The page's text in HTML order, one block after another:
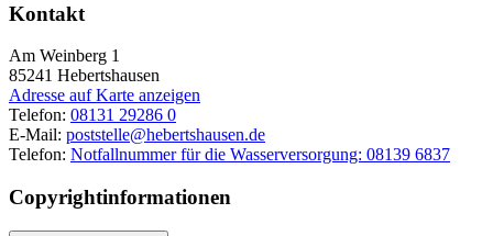
Kontakt
Am Weinberg 1
85241 Hebertshausen
Adresse auf Karte anzeigen
Telefon: 08131 29286 0
E-Mail: poststelle@hebertshausen.de
Telefon: Notfallnummer für die Wasserversorgung: 08139 6837
Copyrightinformationen